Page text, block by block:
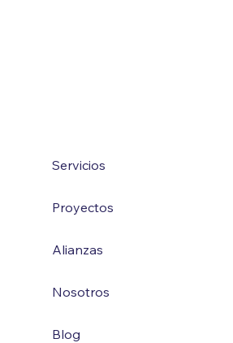
Servicios
Proyectos
Alianzas
Nosotros
Blog